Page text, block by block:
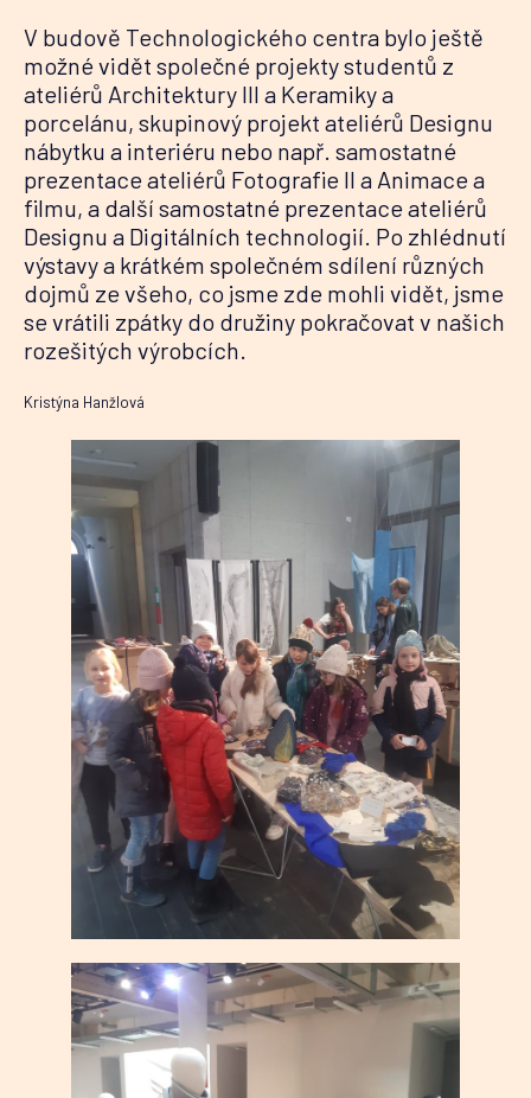
V budově Technologického centra bylo ještě
možné vidět společné projekty studentů z
ateliérů Architektury III a Keramiky a
porcelánu, skupinový projekt ateliérů Designu
nábytku a interiéru nebo např. samostatné
prezentace ateliérů Fotografie II a Animace a
filmu, a další samostatné prezentace ateliérů
Designu a Digitálních technologií. Po zhlédnutí
výstavy a krátkém společném sdílení různých
dojmů ze všeho, co jsme zde mohli vidět, jsme
se vrátili zpátky do družiny pokračovat v našich
rozešitých výrobcích.
Kristýna Hanžlová